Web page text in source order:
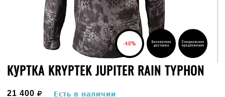
-40% Бесплатная
доставка
Специальное
предложение
КУРТКА KRYPTEK JUPITER RAIN TYPHON
21 400 руб.
Есть в наличии